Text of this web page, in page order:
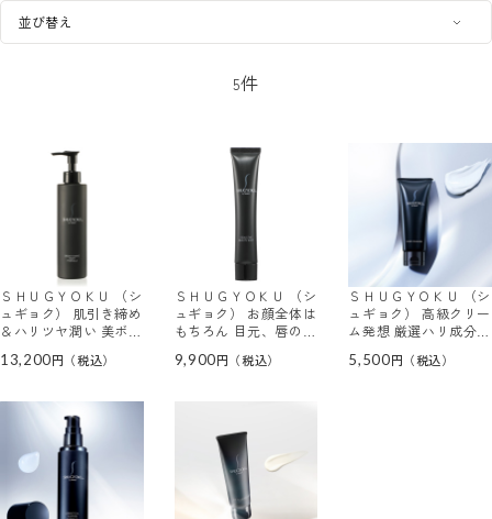
5件
ＳＨＵＧＹＯＫＵ （シ
ュギョク） 肌引き締め
＆ハリツヤ潤い 美ボデ
美容ブライトニング ボ
13,200
ＳＨＵＧＹＯＫＵ （シ
ュギョク） お顔全体は
もちろん 目元、唇の集
テンション 美容ブース
9,900
ＳＨＵＧＹＯＫＵ （シ
ュギョク） 高級クリー
ム発想 厳選ハリ成分配
レンジングクリーム
5,500